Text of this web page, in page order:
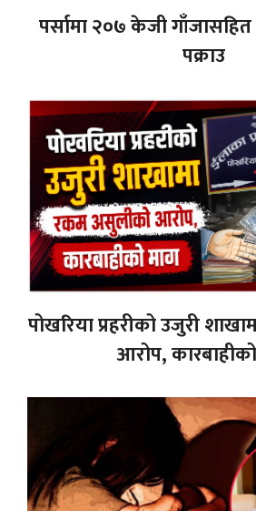
पर्सामा २०७ केजी
पक्राउ
पोखरिया प्रहरीको उजुरी
आरोप,